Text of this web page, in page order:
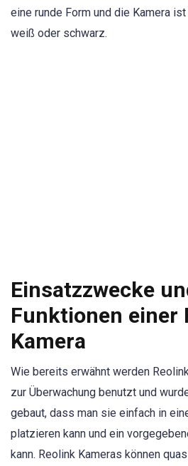
eine runde Form und die Kamera
weiß oder schwarz.
Einsatzzwecke
Funktionen einer
Kamera
Wie bereits erwähnt werden
zur Überwachung benutzt und
gebaut, dass man sie einfach in
platzieren kann und ein
kann. Reolink Kameras können